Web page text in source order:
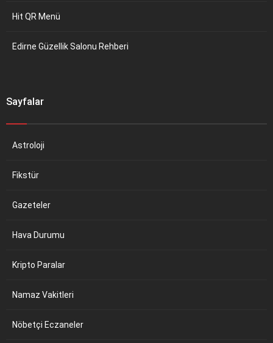
Hit QR Menü
Edirne Güzellik Salonu Rehberi
Sayfalar
Astroloji
Fikstür
Gazeteler
Hava Durumu
Kripto Paralar
Namaz Vakitleri
Nöbetçi Eczaneler